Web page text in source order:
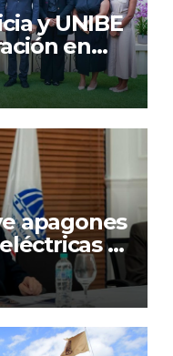
y UNIBE
en
Humanos
apagones
al